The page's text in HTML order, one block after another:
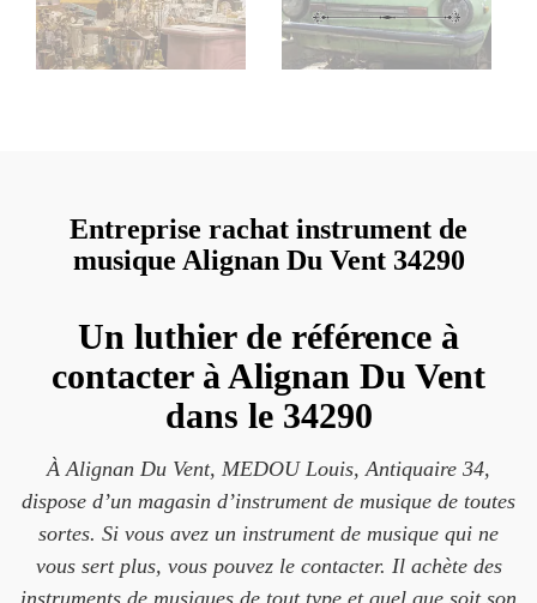
Entreprise rachat instrument de
musique Alignan Du Vent 34290
Un luthier de référence à
contacter à Alignan Du Vent
dans le 34290
À Alignan Du Vent, MEDOU Louis, Antiquaire 34,
dispose d’un magasin d’instrument de musique de toutes
sortes. Si vous avez un instrument de musique qui ne
vous sert plus, vous pouvez le contacter. Il achète des
instruments de musiques de tout type et quel que soit son